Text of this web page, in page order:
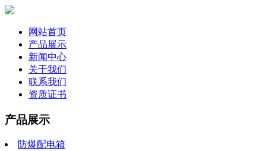
网站首页
产品展示
新闻中心
关于我们
联系我们
资质证书
产品展示
防爆配电箱